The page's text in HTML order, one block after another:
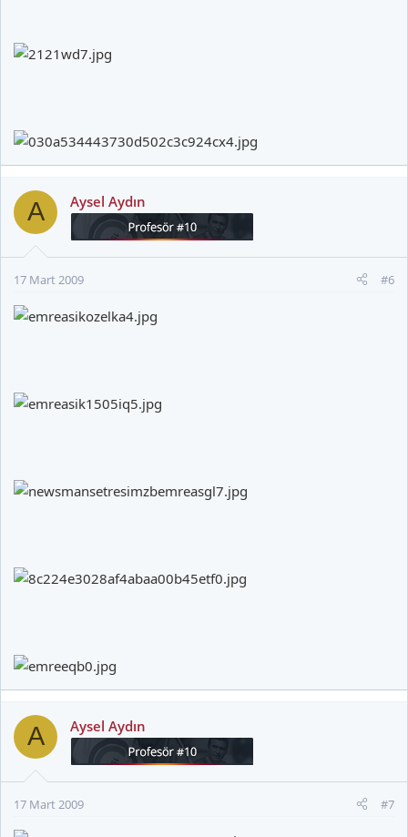
A Aysel Aydın
17 Mart 2009 #6
A Aysel Aydın
17 Mart 2009 #7